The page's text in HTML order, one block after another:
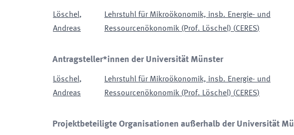
Löschel,
Andreas
Lehrstuhl für Mikroökonomik, insb. Energie- und
Ressourcenökonomik (Prof. Löschel) (CERES)
Antragsteller*innen der Universität Münster
Löschel,
Andreas
Lehrstuhl für Mikroökonomik, insb. Energie- und
Ressourcenökonomik (Prof. Löschel) (CERES)
Projektbeteiligte Organisationen außerhalb der Universität